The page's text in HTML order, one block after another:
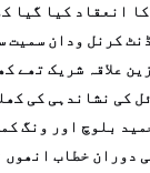
کا انعقاد کیا گیا
کرنل ودان سمیت
علاقہ شریک تھے
کی نشاندہی کی
بلوچ اور ونگ
دوران خطاب انھوں